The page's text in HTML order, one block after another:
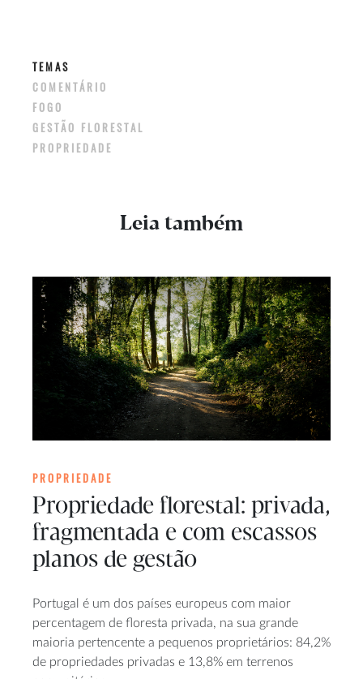
TEMAS
COMENTÁRIO
FOGO
GESTÃO FLORESTAL
PROPRIEDADE
Leia também
PROPRIEDADE
Propriedade florestal: privada,
fragmentada e com escassos
planos de gestão
Portugal é um dos países europeus com maior
percentagem de floresta privada, na sua grande
maioria pertencente a pequenos proprietários: 84,2%
de propriedades privadas e 13,8% em terrenos